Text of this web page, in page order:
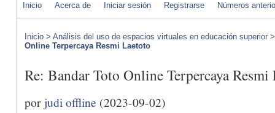
Inicio Acerca de Iniciar sesión Registrarse Números
Inicio > Análisis del uso de espacios virtuales en educación superior
Online Terpercaya Resmi Laetoto
Re: Bandar Toto Online Terpercaya Resmi
porjudi offline (2023-09-02)